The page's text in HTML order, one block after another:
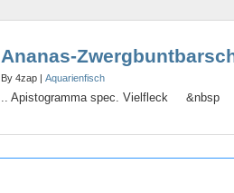
Ananas-
By 4zap | Aquarienfisch
.. Apistogramma spec. Vielfleck &nbsp